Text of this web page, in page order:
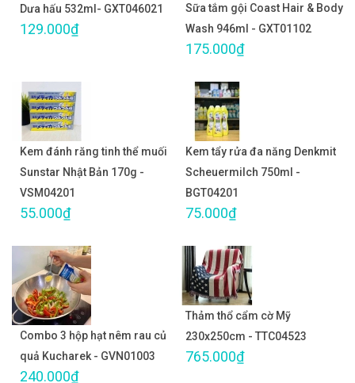
Dưa hấu 532ml- GXT046021
129.000₫
Sữa tắm gội Coast Hair & Body
Wash 946ml - GXT01102
175.000₫
Kem đánh răng tinh thể muối
Sunstar Nhật Bản 170g -
VSM04201
55.000₫
Kem tẩy rửa đa năng Denkmit
Scheuermilch 750ml -
BGT04201
75.000₫
Combo 3 hộp hạt nêm rau củ
quả Kucharek - GVN01003
240.000₫
Thảm thổ cẩm cờ Mỹ
230x250cm - TTC04523
765.000₫